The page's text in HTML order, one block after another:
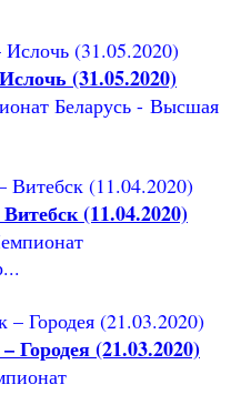
(31.05.2020)
Беларусь - Высшая
(11.04.2020)
Городея (21.03.2020)